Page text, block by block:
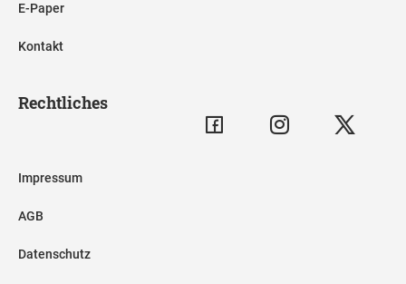
E-Paper
Kontakt
Rechtliches
Impressum
AGB
Datenschutz